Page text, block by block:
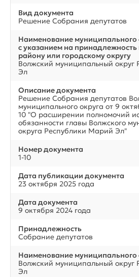
Вид документа
Решение Собрания депутатов
Наименование муниципального
с указанием на
району или городскому округу
Волжский муниципальный округ
Эл
Описание документа
Решение Собрания депутатов
муниципального округа от 9
10 "О расширении полномочий
обязанности главы Волжского
округа Республики Марий Эл"
Номер документа
1-10
Дата публикации документа
23 октября 2025 года
Дата документа
9 октября 2024 года
Принадлежность
Собрание депутатов
Наименование муниципального
Волжский муниципальный округ
Эл